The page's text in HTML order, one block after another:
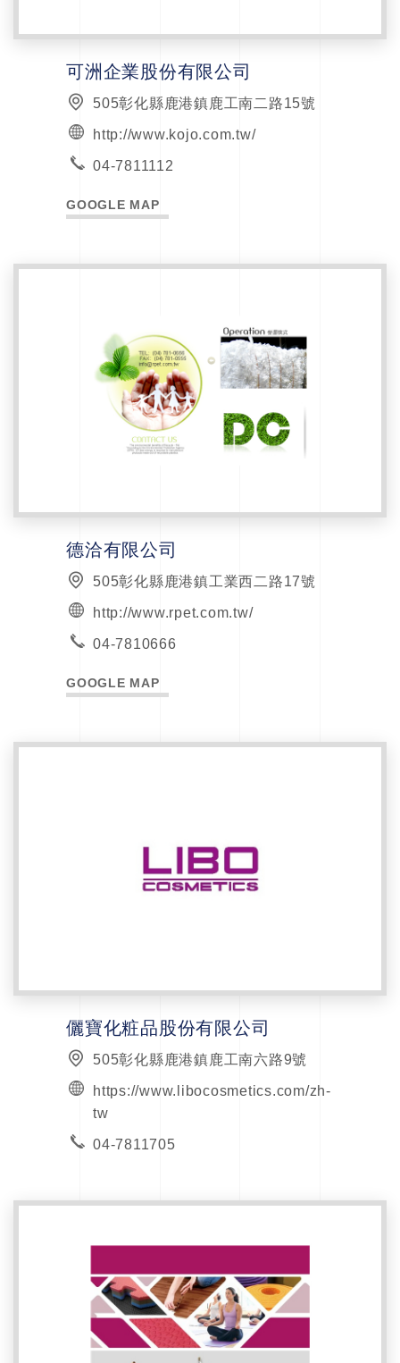
可洲企業股份有限公司
505彰化縣鹿港鎮鹿工南二路15號
http://www.kojo.com.tw/
04-7811112
GOOGLE MAP
德洽有限公司
505彰化縣鹿港鎮工業西二路17號
http://www.rpet.com.tw/
04-7810666
GOOGLE MAP
儷寶化粧品股份有限公司
505彰化縣鹿港鎮鹿工南六路9號
https://www.libocosmetics.com/zh-
tw
04-7811705